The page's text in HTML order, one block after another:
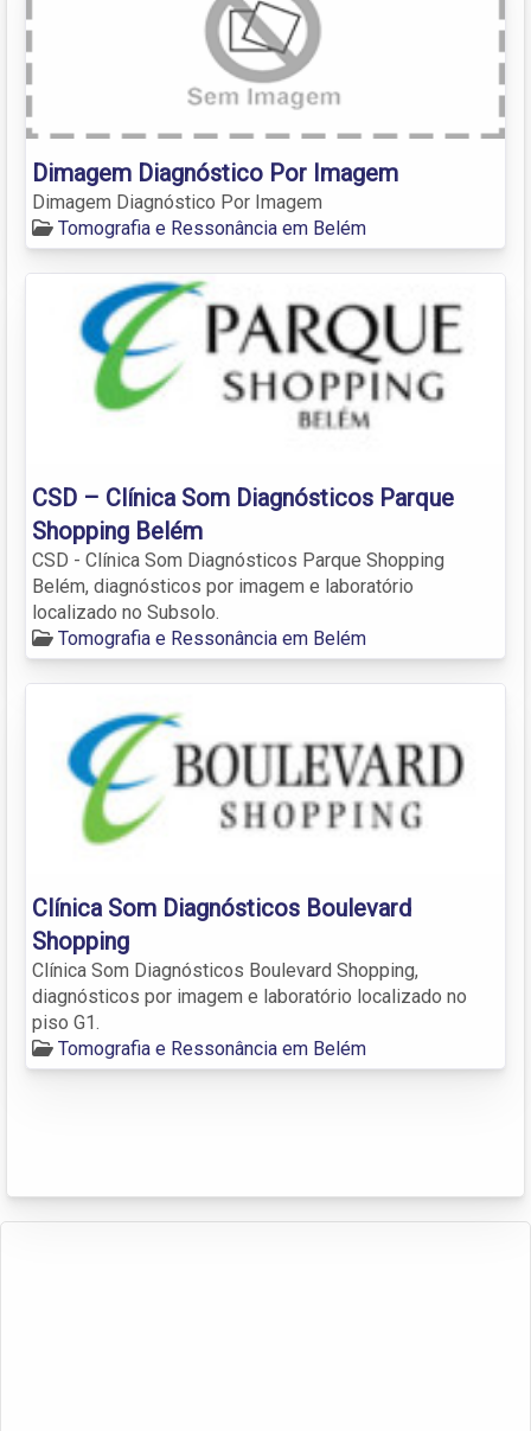
Dimagem Diagnóstico Por Imagem
Dimagem Diagnóstico Por Imagem
Tomografia e Ressonância em Belém
CSD – Clínica Som Diagnósticos Parque
Shopping Belém
CSD - Clínica Som Diagnósticos Parque Shopping
Belém, diagnósticos por imagem e laboratório
localizado no Subsolo.
Tomografia e Ressonância em Belém
Clínica Som Diagnósticos Boulevard
Shopping
Clínica Som Diagnósticos Boulevard Shopping,
diagnósticos por imagem e laboratório localizado no
piso G1.
Tomografia e Ressonância em Belém